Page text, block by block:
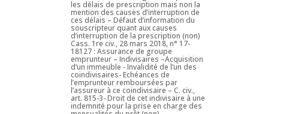
les délais de prescription mais non la
mention des causes d’interruption de
ces délais – Défaut d’information du
souscripteur quant aux causes
d’interruption de la prescription (non)
Cass. 1re civ., 28 mars 2018, n° 17-
18127 : Assurance de groupe
emprunteur – Indivisaires –Acquisition
d’un immeuble - Invalidité de l’un des
coindivisaires- Echéances de
l’emprunteur remboursées par
l’assureur à ce coindivisaire – C. civ.,
art. 815-3- Droit de cet indivisaire à une
indemnité pour la prise en charge des